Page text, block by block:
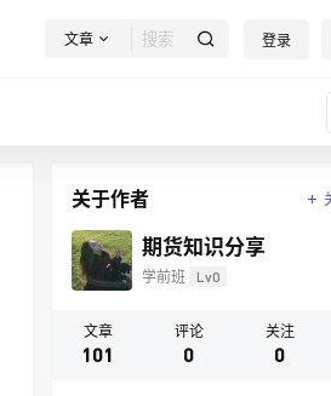
文章 登录
关于作者
期货知识分享
学前班 Lv0
文章
101
评论
0
关注
0